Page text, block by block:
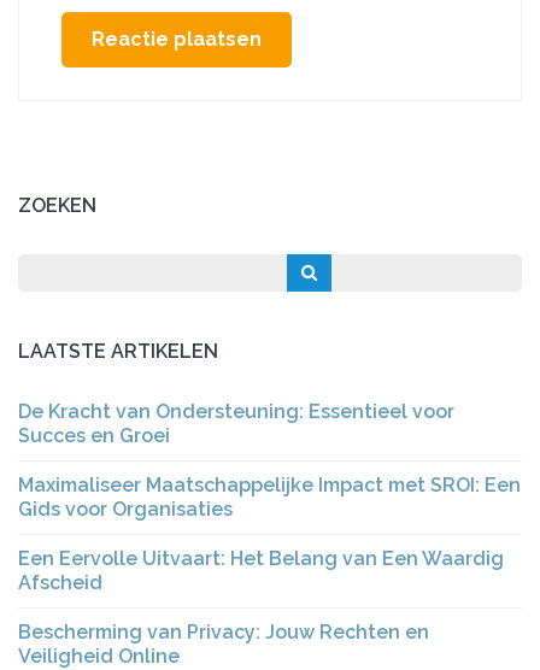
ZOEKEN
LAATSTE ARTIKELEN
De Kracht van Ondersteuning: Essentieel voor
Succes en Groei
Maximaliseer Maatschappelijke Impact met SROI: Een
Gids voor Organisaties
Een Eervolle Uitvaart: Het Belang van Een Waardig
Afscheid
Bescherming van Privacy: Jouw Rechten en
Veiligheid Online